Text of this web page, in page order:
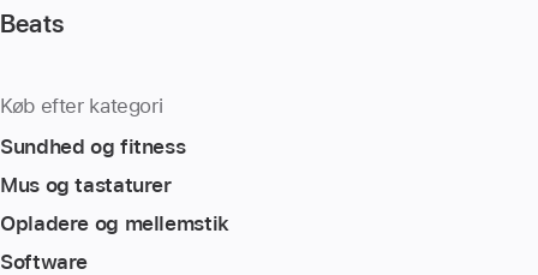
Beats
Køb efter kategori
Sundhed og fitness
Mus og tastaturer
Opladere og mellemstik
Software